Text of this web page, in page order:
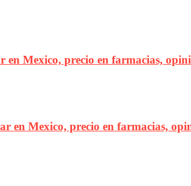
Mexico, precio en farmacias,
en Mexico, precio en farmacias,